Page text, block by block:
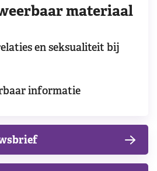
materiaal
en seksualiteit bij
informatie